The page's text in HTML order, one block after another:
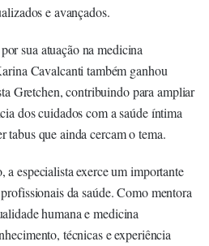
e avançados.
sua atuação na medicina
Cavalcanti também ganhou
Gretchen, contribuindo para ampliar
dos cuidados com a saúde íntima
tabus que ainda cercam o tema.
especialista exerce um importante
da saúde. Como mentora
humana e medicina
técnicas e experiência